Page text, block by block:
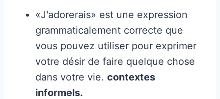
«J'adorerais» est une expression
grammaticalement correcte que
vous pouvez utiliser pour exprimer
votre désir de faire quelque chose
dans votre vie. contextes
informels.